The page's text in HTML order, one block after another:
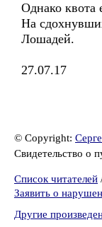
Однако
На
Лошадей.
27.07.17
© Copyright:
Свидетельство о
Список читателей
Заявить о
Другие